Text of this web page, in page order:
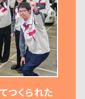
つくられた